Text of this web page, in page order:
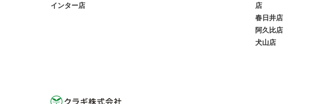
インター店
店
春日井店
阿久比店
犬山店